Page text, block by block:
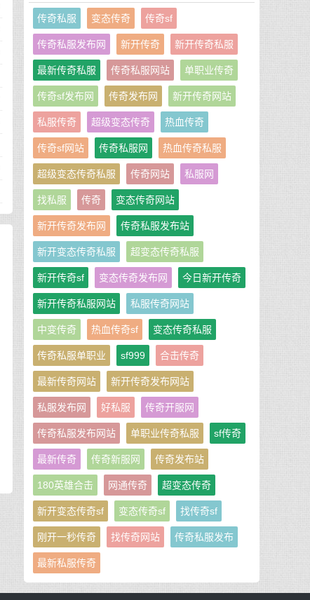
传奇私服 变态传奇 传奇sf
传奇私服发布网 新开传奇 新开传奇私服
最新传奇私服 传奇私服网站 单职业传奇
传奇sf发布网 传奇发布网 新开传奇网站
私服传奇 超级变态传奇 热血传奇
传奇sf网站 传奇私服网 热血传奇私服
超级变态传奇私服 传奇网站 私服网
找私服 传奇 变态传奇网站
新开传奇发布网 传奇私服发布站
新开变态传奇私服 超变态传奇私服
新开传奇sf 变态传奇发布网 今日新开传奇
新开传奇私服网站 私服传奇网站
中变传奇 热血传奇sf 变态传奇私服
传奇私服单职业 sf999 合击传奇
最新传奇网站 新开传奇发布网站
私服发布网 好私服 传奇开服网
传奇私服发布网站 单职业传奇私服 sf传奇
最新传奇 传奇新服网 传奇发布站
180英雄合击 网通传奇 超变态传奇
新开变态传奇sf 变态传奇sf 找传奇sf
刚开一秒传奇 找传奇网站 传奇私服发布
最新私服传奇